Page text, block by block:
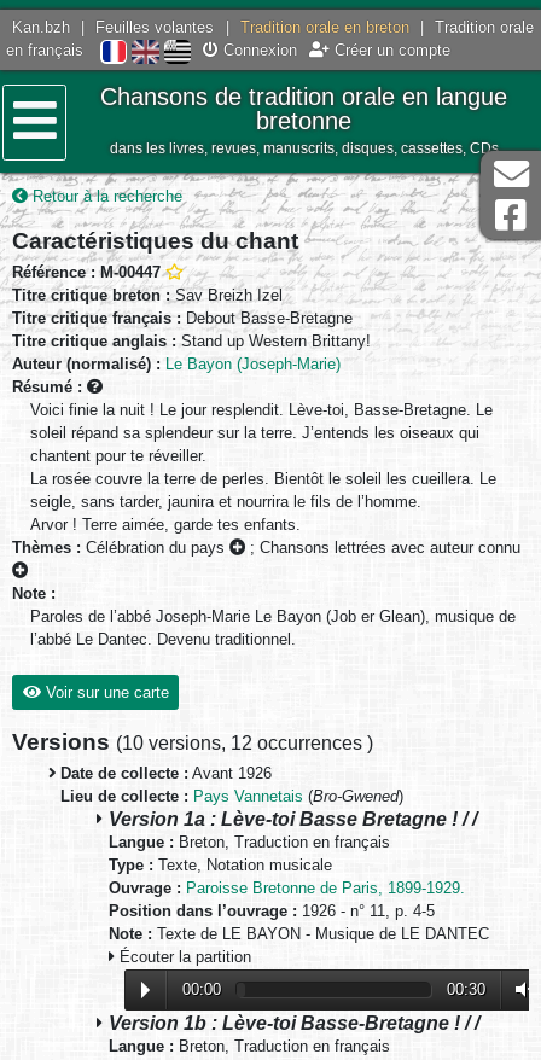
Kan.bzh Feuilles volantes Tradition orale en breton
Tradition orale
en français
Connexion Créer un compte
Menu
Chansons de tradition orale en langue
bretonne
dans les livres, revues, manuscrits, disques, cassettes, CDs
Retour à la recherche
Caractéristiques du chant
Référence : M-00447
Titre critique breton : Sav Breizh Izel
Titre critique français : Debout Basse-Bretagne
Titre critique anglais : Stand up Western Brittany!
Auteur (normalisé) :
Le Bayon (Joseph-Marie)
Résumé :
Voici finie la nuit ! Le jour resplendit. Lève-toi, Basse-Bretagne. Le
soleil répand sa splendeur sur la terre. J’entends les oiseaux qui
chantent pour te réveiller.
La rosée couvre la terre de perles. Bientôt le soleil les cueillera. Le
seigle, sans tarder, jaunira et nourrira le fils de l’homme.
Arvor ! Terre aimée, garde tes enfants.
Thèmes : Célébration du pays ; Chansons lettrées avec auteur connu
Note :
Paroles de l’abbé Joseph-Marie Le Bayon (Job er Glean), musique de
l’abbé Le Dantec. Devenu traditionnel.
Voir sur une carte
Versions (10 versions, 12 occurrences )
Date de collecte : Avant 1926
Lieu de collecte : Pays Vannetais (Bro-Gwened)
Version 1a : Lève-toi Basse Bretagne ! / /
Langue : Breton, Traduction en français
Type : Texte, Notation musicale
Ouvrage : Paroisse Bretonne de Paris, 1899-1929.
Position dans l’ouvrage : 1926 - n° 11, p. 4-5
Note : Texte de LE BAYON - Musique de LE DANTEC
Écouter la partition
00:00
00:30
Version 1b : Lève-toi Basse-Bretagne ! / /
Langue : Breton, Traduction en français